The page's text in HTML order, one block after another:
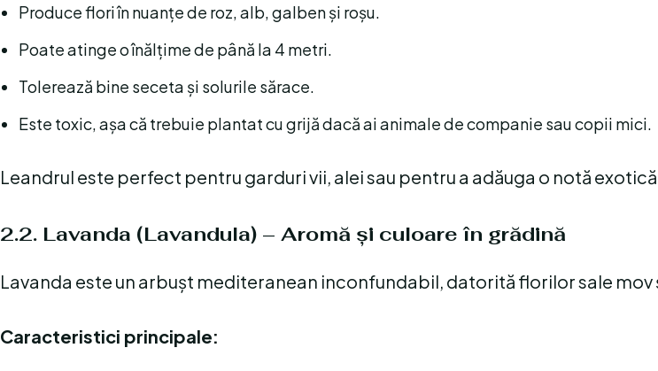
Produce flori în nuanțe de roz, alb, galben și roșu.
Poate atinge o înălțime de până la 4 metri.
Tolerează bine seceta și solurile sărace.
Este toxic, așa că trebuie plantat cu grijă dacă ai animale de companie sau copii mici.
Leandrul este perfect pentru garduri vii, alei sau pentru a adăuga o notă
2.2. Lavanda (Lavandula) – Aromă și culoare în grădină
Lavanda este un arbușt mediteranean inconfundabil, datorită florilor sale mov
Caracteristici principale: